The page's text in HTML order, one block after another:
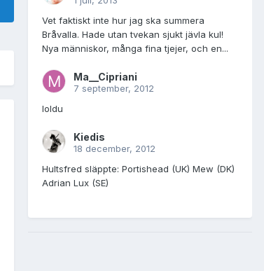
Vet faktiskt inte hur jag ska summera
Bråvalla. Hade utan tvekan sjukt jävla kul!
Nya människor, många fina tjejer, och en...
Ma__Cipriani
7 september, 2012
loldu
Kiedis
18 december, 2012
Hultsfred släppte: Portishead (UK) Mew (DK)
Adrian Lux (SE)